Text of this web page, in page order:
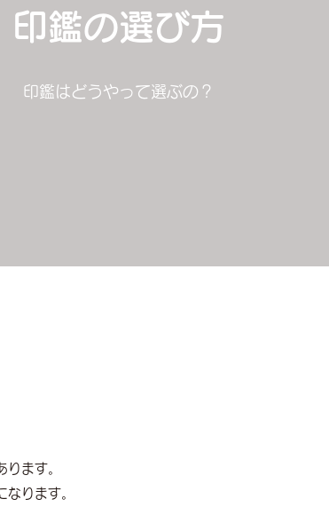
印鑑の選び方
印鑑はどうやって選ぶの？
ます。
ります。